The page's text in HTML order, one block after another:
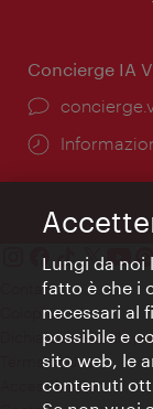
Concierge IA
Ort:
Contatti
Colophon
Dichiarazione sulla
Terms of Use
Accessibilità
Lungi da noi
fatto è che i
necessari al
possibile e
sito web, le
contenuti